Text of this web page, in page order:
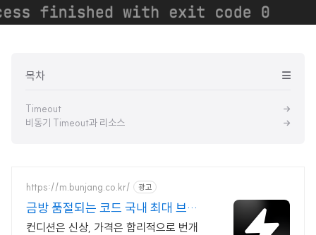
목차
Timeout
비동기 Timeout과 리소스
https://m.bunjang.co.kr/ 광고
금방 품절되는 코드 국내 최대 브랜
드 중고거래
컨디션은 신상, 가격은 합리적으로 번개